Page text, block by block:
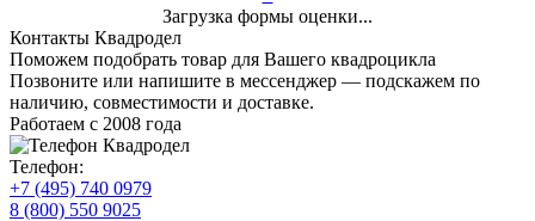
Загрузка формы оценки...
Контакты Квадродел
Поможем подобрать товар для Вашего квадроцикла
Позвоните или напишите в мессенджер — подскажем по
наличию, совместимости и доставке.
Работаем с 2008 года
Телефон:
+7 (495) 740 0979
8 (800) 550 9025